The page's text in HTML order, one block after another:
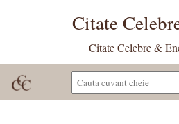
Citate
Citate Celebre &